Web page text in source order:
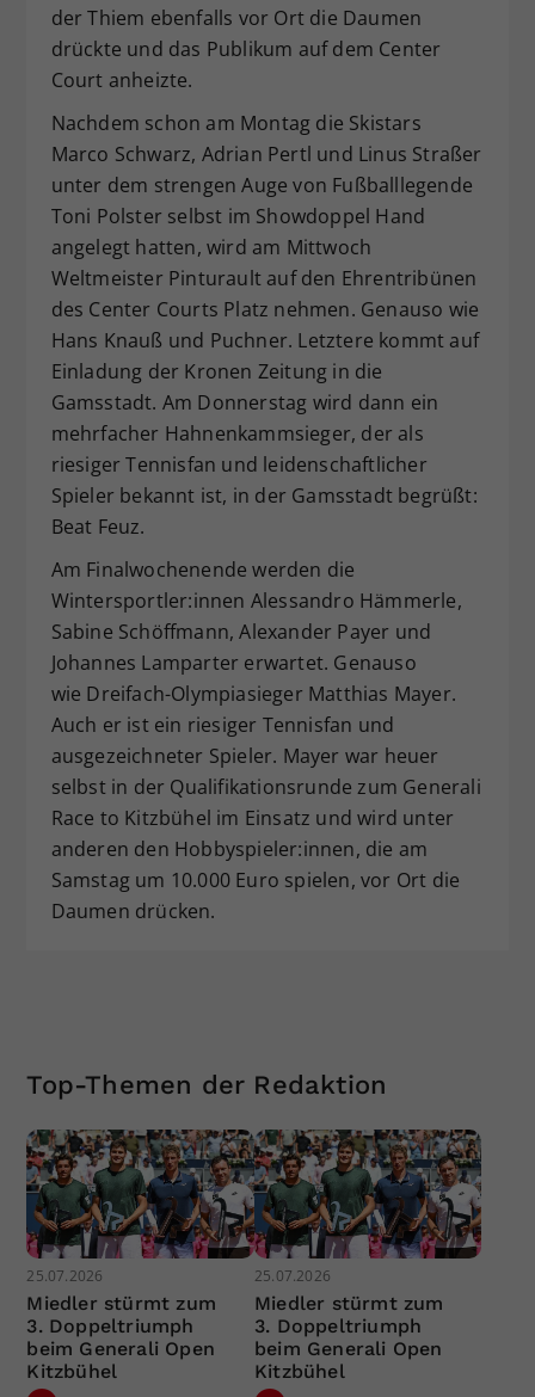
der Thiem ebenfalls vor Ort die Daumen
drückte und das Publikum auf dem Center
Court anheizte.
Nachdem schon am Montag die Skistars
Marco Schwarz, Adrian Pertl und Linus Straßer
unter dem strengen Auge von Fußballlegende
Toni Polster selbst im Showdoppel Hand
angelegt hatten, wird am Mittwoch
Weltmeister Pinturault auf den Ehrentribünen
des Center Courts Platz nehmen. Genauso wie
Hans Knauß und Puchner. Letztere kommt auf
Einladung der Kronen Zeitung in die
Gamsstadt. Am Donnerstag wird dann ein
mehrfacher Hahnenkammsieger, der als
riesiger Tennisfan und leidenschaftlicher
Spieler bekannt ist, in der Gamsstadt begrüßt:
Beat Feuz.
Am Finalwochenende werden die
Wintersportler:innen Alessandro Hämmerle,
Sabine Schöffmann, Alexander Payer und
Johannes Lamparter erwartet. Genauso
wie Dreifach-Olympiasieger Matthias Mayer.
Auch er ist ein riesiger Tennisfan und
ausgezeichneter Spieler. Mayer war heuer
selbst in der Qualifikationsrunde zum Generali
Race to Kitzbühel im Einsatz und wird unter
anderen den Hobbyspieler:innen, die am
Samstag um 10.000 Euro spielen, vor Ort die
Daumen drücken.
Top-Themen der Redaktion
25.07.2026
Miedler stürmt zum
3. Doppeltriumph
beim Generali Open
Kitzbühel
25.07.2026
Miedler stürmt zum
3. Doppeltriumph
beim Generali Open
Kitzbühel